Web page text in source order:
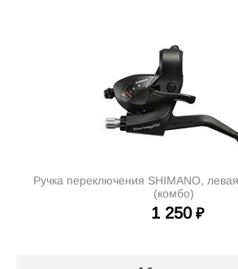
Ручка переключения SHIMANO,
(комбо)
1 250 ₽